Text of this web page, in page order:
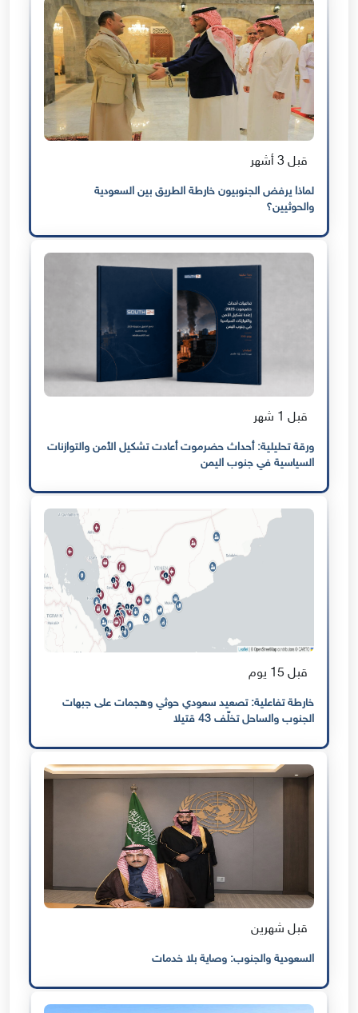
قبل 3 أشهر
لماذا يرفض الجنوبيون خارطة الطريق بين السعودية
والحوثيين؟
قبل 1 شهر
ورقة تحليلية: أحداث حضرموت أعادت تشكيل الأمن والتوازنات
السياسية في جنوب اليمن
قبل 15 يوم
خارطة تفاعلية: تصعيد سعودي حوثي وهجمات على جبهات
الجنوب والساحل تخلّف 43 قتيلا
قبل شهرين
السعودية والجنوب: وصاية بلا خدمات